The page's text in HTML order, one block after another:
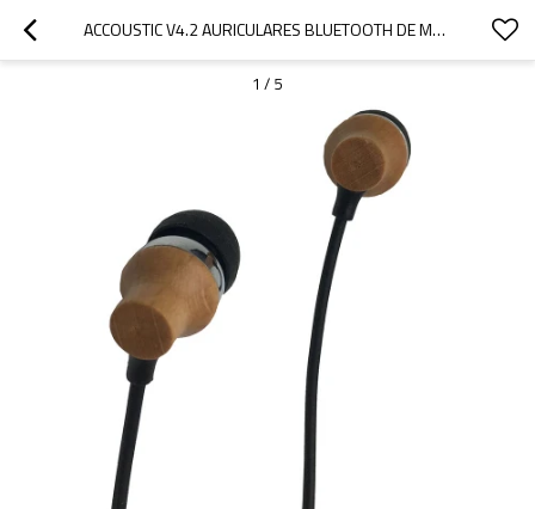
ACCOUSTIC V4.2 AURICULARES BLUETOOTH DE MADERA PARA TODOS LOS TELÉFONOS INTELIGENTES
1 / 5